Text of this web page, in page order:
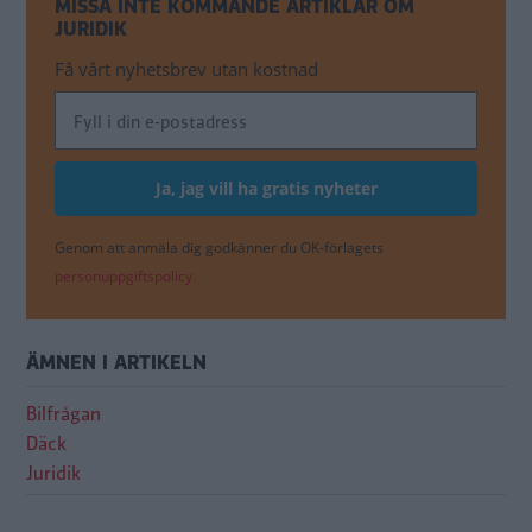
MISSA INTE KOMMANDE ARTIKLAR OM
JURIDIK
Få vårt nyhetsbrev utan kostnad
Genom att anmäla dig godkänner du OK-förlagets
personuppgiftspolicy.
ÄMNEN I ARTIKELN
Bilfrågan
Däck
Juridik